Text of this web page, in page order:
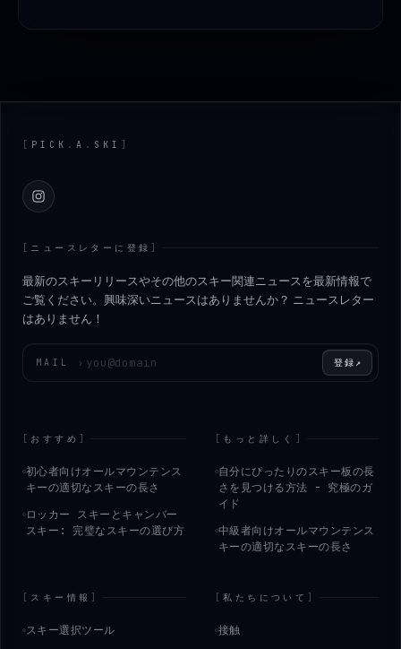
[ PICK . A . SKI ]
Instagram
[ ニュースレターに登録 ]
最新のスキーリリースやその他のスキー関連ニュースを最新情報で
ご覧ください。興味深いニュースはありませんか？ ニュースレター
はありません！
MAIL › 登録 ↗
[ おすすめ ]
初心者向けオールマウンテンス
キーの適切なスキーの長さ
ロッカー スキーとキャンバー
スキー: 完璧なスキーの選び方
[ もっと詳しく ]
自分にぴったりのスキー板の長
さを見つける方法 - 究極のガ
イド
中級者向けオールマウンテンス
キーの適切なスキーの長さ
[ スキー情報 ]
スキー選択ツール
[私たちについて ]
接触